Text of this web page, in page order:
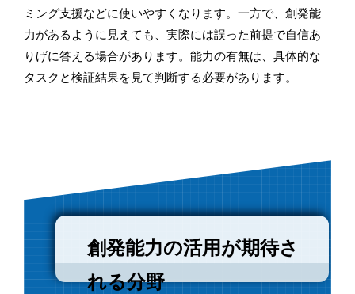
ミング支援などに使いやすくなります。一方で、創発能
力があるように見えても、実際には誤った前提で自信あ
りげに答える場合があります。能力の有無は、具体的な
タスクと検証結果を見て判断する必要があります。
創発能力の活用が期待さ
れる分野